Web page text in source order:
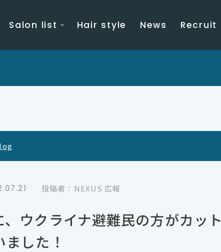
Salon list Hair style News Recruit
ウクライナ避難民の方がカット
した！
投稿者：NEXUS 広報